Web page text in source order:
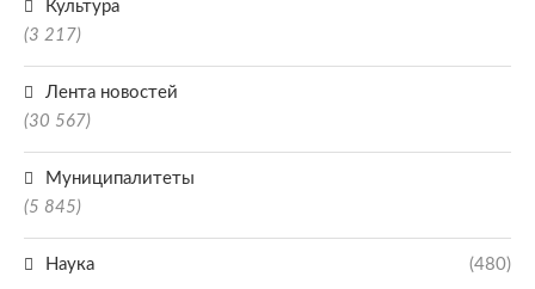
Культура
(3 217)
Лента новостей
(30 567)
Муниципалитеты
(5 845)
Наука (480)